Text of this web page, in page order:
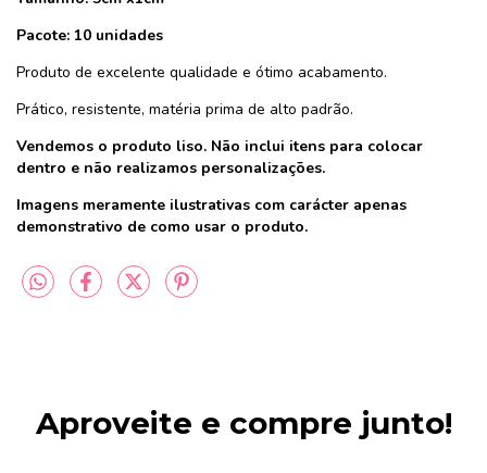
Pacote: 10 unidades
Produto de excelente qualidade e ótimo acabamento.
Prático, resistente, matéria prima de alto padrão.
Vendemos o produto liso. Não inclui itens para colocar
dentro e não realizamos personalizações.
Imagens meramente ilustrativas com carácter apenas
demonstrativo de como usar o produto.
Aproveite e compre junto!